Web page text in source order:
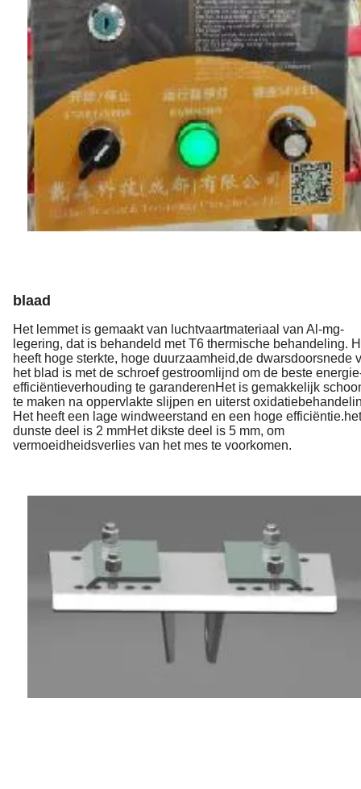
blaad
Het lemmet is gemaakt van luchtvaartmateriaal van Al-mg-
legering, dat is behandeld met T6 thermische behandeling.
heeft hoge sterkte, hoge duurzaamheid,de dwarsdoorsnede
het blad is met de schroef gestroomlijnd om de beste
efficiëntieverhouding te garanderenHet is gemakkelijk
te maken na oppervlakte slijpen en uiterst
Het heeft een lage windweerstand en een hoge efficiëntie.het
dunste deel is 2 mmHet dikste deel is 5 mm, om
vermoeidheidsverlies van het mes te voorkomen.